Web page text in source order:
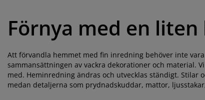
Förnya med en
Att förvandla hemmet med fin inredning behöver inte
sammansättningen av vackra dekorationer och
med. Heminredning ändras och utvecklas ständigt.
medan detaljerna som prydnadskuddar, mattor,